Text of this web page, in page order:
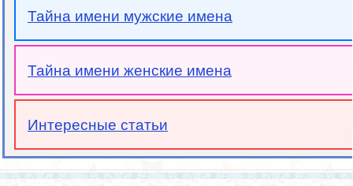
Тайна имени мужские имена
Тайна имени женские имена
Интересные статьи